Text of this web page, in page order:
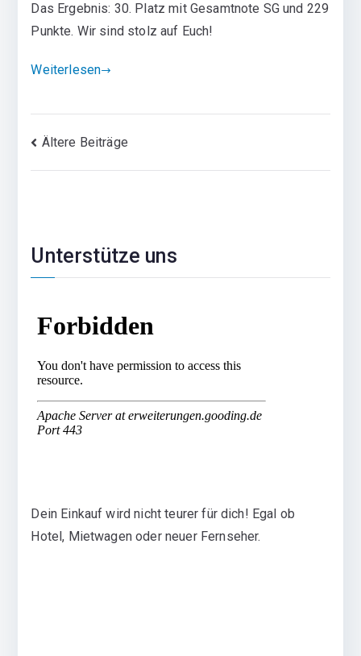
Das Ergebnis: 30. Platz mit Gesamtnote SG und 229
Punkte. Wir sind stolz auf Euch!
Weiterlesen
Beitragsnavigation
Ältere Beiträge
Unterstütze uns
Dein Einkauf wird nicht teurer für dich! Egal ob
Hotel, Mietwagen oder neuer Fernseher.